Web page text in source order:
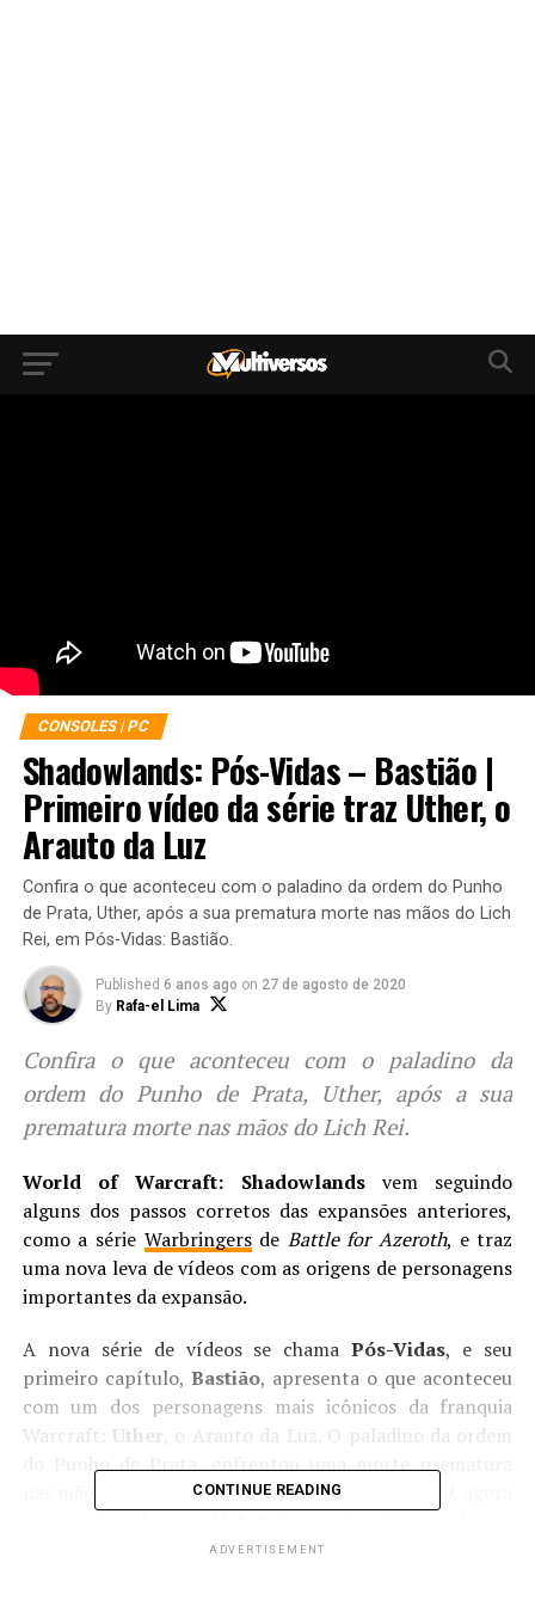
CONSOLES | PC
Shadowlands: Pós-Vidas – Bastião |
Primeiro vídeo da série traz Uther, o
Arauto da Luz
Confira o que aconteceu com o paladino da ordem do Punho
de Prata, Uther, após a sua prematura morte nas mãos do Lich
Rei, em Pós-Vidas: Bastião.
Published 6 anos ago on 27 de agosto de 2020
By Rafa-el Lima
Confira o que aconteceu com o paladino da
ordem do Punho de Prata, Uther, após a sua
prematura morte nas mãos do Lich Rei.
World of Warcraft: Shadowlandsvem seguindo
alguns dos passos corretos das expansões anteriores,
como a série Warbringersde Battle for Azeroth, e traz
uma nova leva de vídeos com as origens de personagens
importantes da expansão.
A nova série de vídeos se chamaPós-Vidas, e seu
primeiro capítulo, Bastião, apresenta o que aconteceu
com um dos personagens mais icônicos da franquia
Warcraft:Uther , o Arauto da Luz. O paladino da ordem
do Punho de Prata, enfrentou uma morte prematura
nas mãos de seu antigo aprendiz,Arthas Merethil
ver o que a morte lhe reservou.
CONTINUE READING
ADVERTISEMENT